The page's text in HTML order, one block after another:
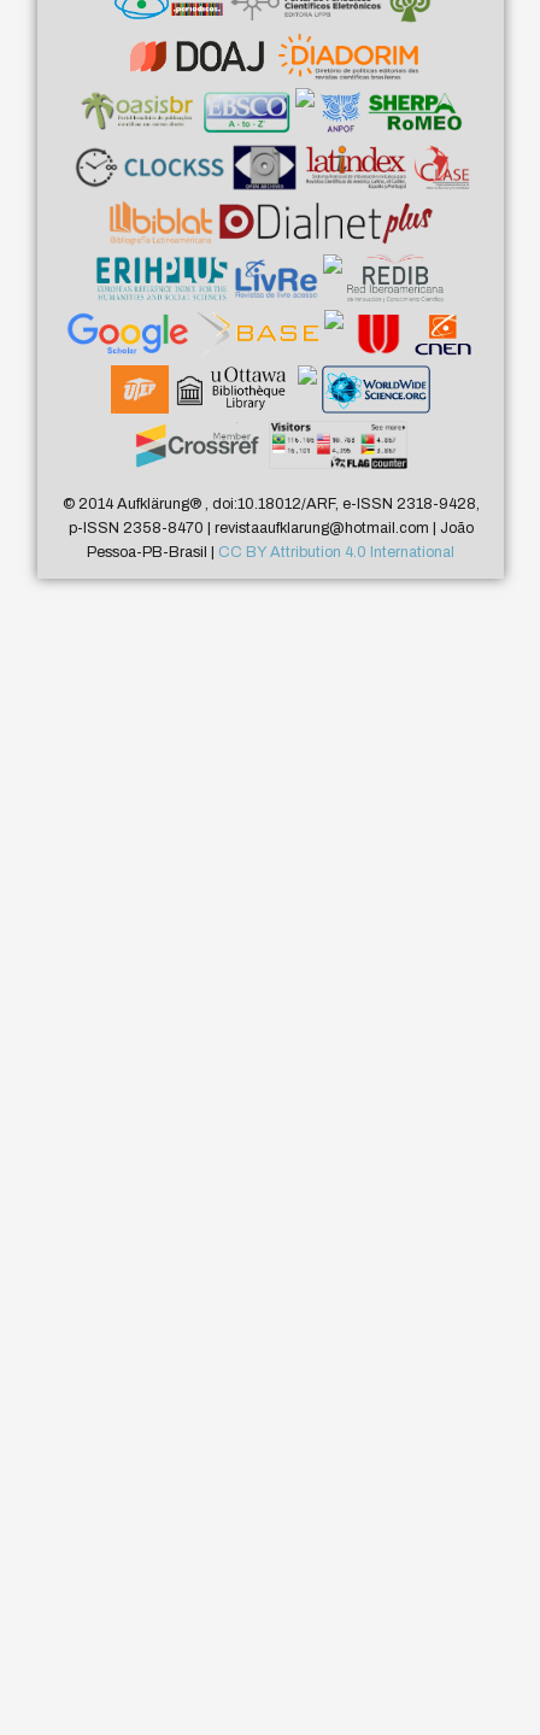
© 2014 Aufklärung®, doi:10.18012/ARF, e-ISSN 2318-9428,
p-ISSN 2358-8470 | revistaaufklarung@hotmail.com | João
Pessoa-PB-Brasil | CC BY Attribution 4.0 International